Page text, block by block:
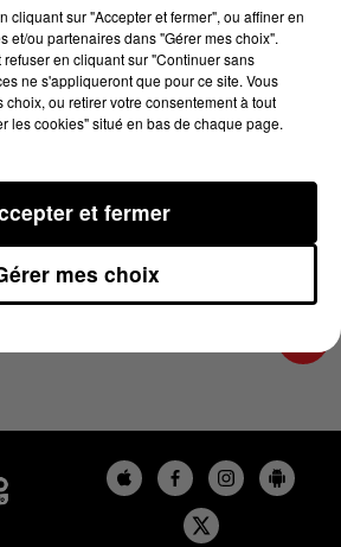
16 sec
DU 10/07/2023 À
cliquant sur "Accepter et fermer", ou affiner en
et/ou partenaires dans "Gérer mes choix".
en cliquant sur "Continuer sans
ne s'appliqueront que pour ce site. Vous
choix, ou retirer votre consentement à tout
les cookies" situé en bas de chaque page.
mes choix
et fermer